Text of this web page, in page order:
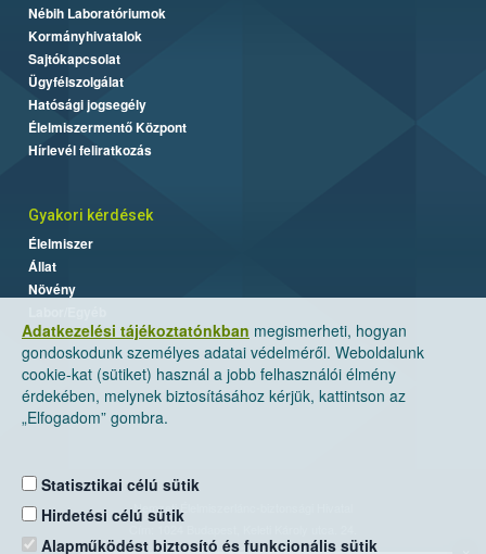
Adatkezelési tájékoztatónkban megismerheti, hogyan
gondoskodunk személyes adatai védelméről. Weboldalunk
cookie-kat (sütiket) használ a jobb felhasználói élmény
érdekében, melynek biztosításához kérjük, kattintson az
„Elfogadom” gombra.
Statisztikai célú sütik
Hirdetési célú sütik
Alapműködést biztosító és funkcionális sütik
Nébih Laboratóriumok
Kormányhivatalok
Sajtókapcsolat
Ügyfélszolgálat
Hatósági jogsegély
Élelmiszermentő Központ
Hírlevél feliratkozás
Gyakori kérdések
Élelmiszer
Állat
Növény
Nemzeti Élelmiszerlánc-biztonsági Hivatal
Levelezési cím: 1525 Budapest. Pf. 30.